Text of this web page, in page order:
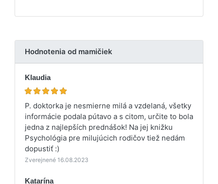
Hodnotenia od mamičiek
Klaudia
P. doktorka je nesmierne milá a vzdelaná, všetky
informácie podala pútavo a s citom, určite to bola
jedna z najlepších prednášok! Na jej knižku
Psychológia pre milujúcich rodičov tiež nedám
dopustiť :)
Zverejnené 16.08.2023
Katarína